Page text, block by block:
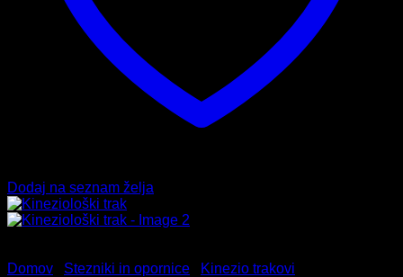
Dodaj na seznam želja
Domov Stezniki in opornice Kinezio trakovi